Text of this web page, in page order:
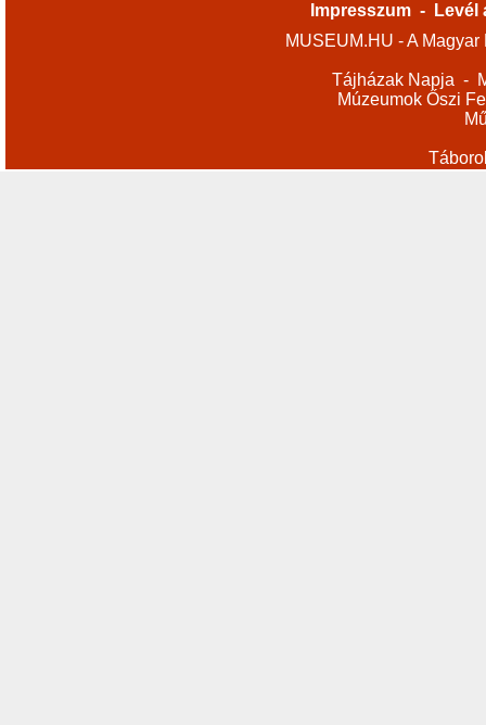
Impresszum -
Levél
MUSEUM.HU - A
Tájházak Napja -
Múzeumok Őszi